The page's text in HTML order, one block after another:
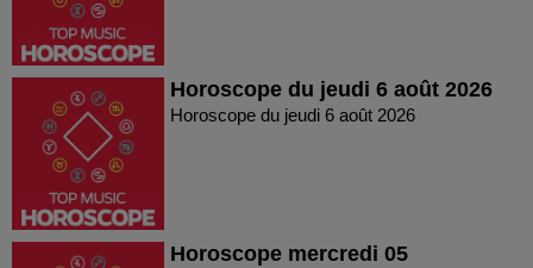
Horoscope du jeudi 6 août 2026
Horoscope du jeudi 6 août 2026
Horoscope mercredi 05